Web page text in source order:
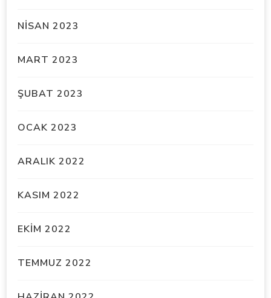
NISAN 2023
MART 2023
ŞUBAT 2023
OCAK 2023
ARALIK 2022
KASIM 2022
EKIM 2022
TEMMUZ 2022